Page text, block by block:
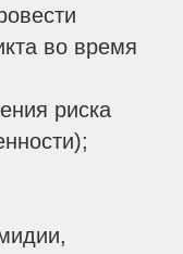
во время
риска